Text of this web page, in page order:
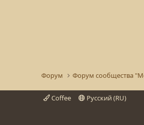
Форум Форум сообщества
Coffee Русский (RU)